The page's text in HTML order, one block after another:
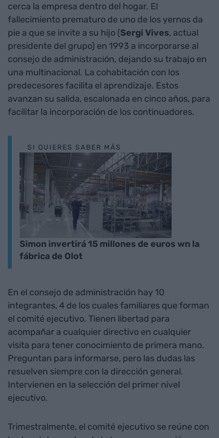
cerca la empresa dentro del hogar. El
fallecimiento prematuro de uno de los yernos da
pie a que se invite a su hijo (Sergi Vives, actual
presidente del grupo) en 1993 a incorporarse al
consejo de administración, dejando su trabajo en
una multinacional. La cohabitación con los
predecesores facilita el aprendizaje. Estos
avanzan su salida, escalonada en cinco años, para
facilitar la incorporación de los continuadores.
SI QUIERES SABER MÁS
Simon invertirá 15 millones de euros wn la
fábrica de Olot
En el consejo de administración hay 10
integrantes, 4 de los cuales familiares que forman
el comité ejecutivo. Tienen libertad para
acompañar a cualquier directivo en cualquier
visita para tener conocimiento de primera mano.
Preguntan para informarse, pero las dudas las
resuelven siempre con la dirección general.
Intervienen en la selección del primer nivel
ejecutivo.
Trimestralmente, el comité ejecutivo se reúne con